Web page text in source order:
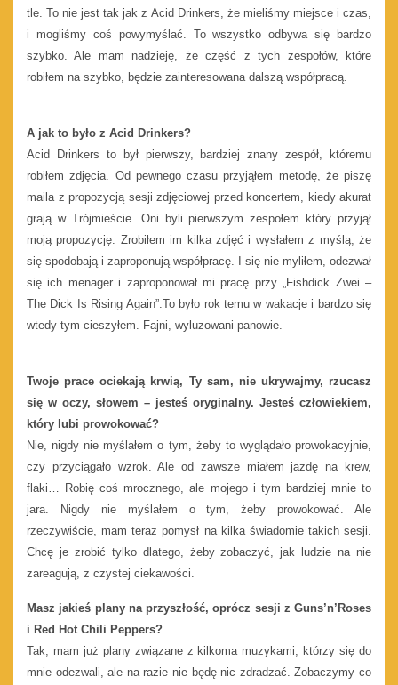
tle. To nie jest tak jak z Acid Drinkers, że mieliśmy miejsce i czas,
i mogliśmy coś powymyślać. To wszystko odbywa się bardzo
szybko. Ale mam nadzieję, że część z tych zespołów, które
robiłem na szybko, będzie zainteresowana dalszą współpracą.
A jak to było z Acid Drinkers?
Acid Drinkers to był pierwszy, bardziej znany zespół, któremu
robiłem zdjęcia. Od pewnego czasu przyjąłem metodę, że piszę
maila z propozycją sesji zdjęciowej przed koncertem, kiedy akurat
grają w Trójmieście. Oni byli pierwszym zespołem który przyjął
moją propozycję. Zrobiłem im kilka zdjęć i wysłałem z myślą, że
się spodobają i zaproponują współpracę. I się nie myliłem, odezwał
się ich menager i zaproponował mi pracę przy „Fishdick Zwei –
The Dick Is Rising Again”.To było rok temu w wakacje i bardzo się
wtedy tym cieszyłem. Fajni, wyluzowani panowie.
Twoje prace ociekają krwią, Ty sam, nie ukrywajmy, rzucasz
się w oczy, słowem – jesteś oryginalny. Jesteś człowiekiem,
który lubi prowokować?
Nie, nigdy nie myślałem o tym, żeby to wyglądało prowokacyjnie,
czy przyciągało wzrok. Ale od zawsze miałem jazdę na krew,
flaki… Robię coś mrocznego, ale mojego i tym bardziej mnie to
jara. Nigdy nie myślałem o tym, żeby prowokować. Ale
rzeczywiście, mam teraz pomysł na kilka świadomie takich sesji.
Chcę je zrobić tylko dlatego, żeby zobaczyć, jak ludzie na nie
zareagują, z czystej ciekawości.
Masz jakieś plany na przyszłość, oprócz sesji z Guns’n’Roses
i Red Hot Chili Peppers?
Tak, mam już plany związane z kilkoma muzykami, którzy się do
mnie odezwali, ale na razie nie będę nic zdradzać. Zobaczymy co